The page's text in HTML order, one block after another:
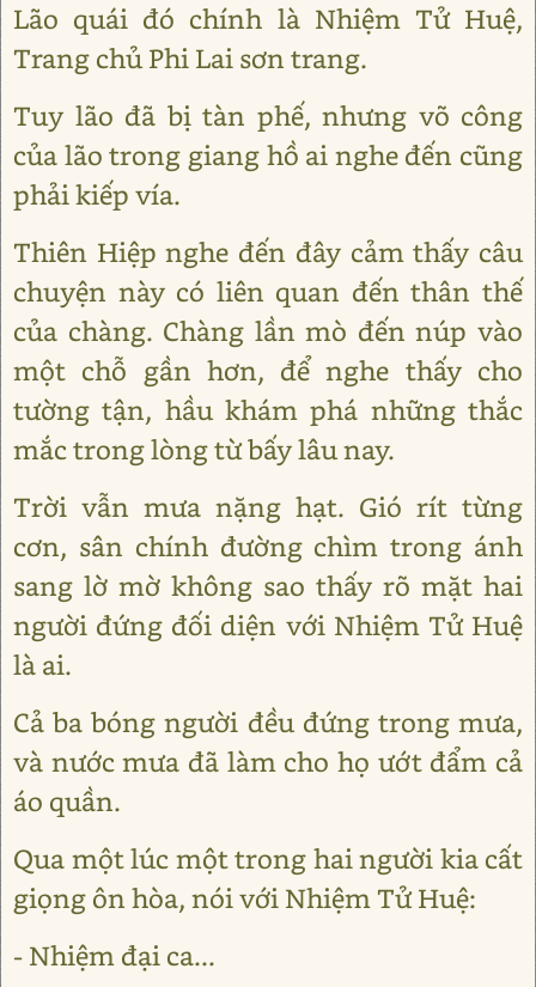
Lão quái đó chính là Nhiệm Tử Huệ,
Trang chủ Phi Lai sơn trang.
Tuy lão đã bị tàn phế, nhưng võ công
của lão trong giang hồ ai nghe đến cũng
phải kiếp vía.
Thiên Hiệp nghe đến đây cảm thấy câu
chuyện này có liên quan đến thân thế
của chàng. Chàng lần mò đến núp vào
một chỗ gần hơn, để nghe thấy cho
tường tận, hầu khám phá những thắc
mắc trong lòng từ bấy lâu nay.
Trời vẫn mưa nặng hạt. Gió rít từng
cơn, sân chính đường chìm trong ánh
sang lờ mờ không sao thấy rõ mặt hai
người đứng đối diện với Nhiệm Tử Huệ
là ai.
Cả ba bóng người đều đứng trong mưa,
và nước mưa đã làm cho họ ướt đẩm cả
áo quần.
Qua một lúc một trong hai người kia cất
giọng ôn hòa, nói với Nhiệm Tử Huệ:
- Nhiệm đại ca...